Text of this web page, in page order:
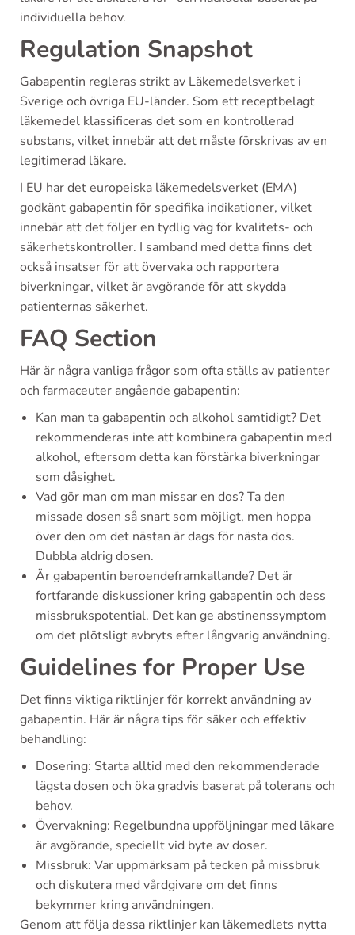
individuella behov.
Regulation Snapshot
Gabapentin regleras strikt av Läkemedelsverket i
Sverige och övriga EU-länder. Som ett receptbelagt
läkemedel klassificeras det som en kontrollerad
substans, vilket innebär att det måste förskrivas av en
legitimerad läkare.
I EU har det europeiska läkemedelsverket (EMA)
godkänt gabapentin för specifika indikationer, vilket
innebär att det följer en tydlig väg för kvalitets- och
säkerhetskontroller. I samband med detta finns det
också insatser för att övervaka och rapportera
biverkningar, vilket är avgörande för att skydda
patienternas säkerhet.
FAQ Section
Här är några vanliga frågor som ofta ställs av patienter
och farmaceuter angående gabapentin:
Kan man ta gabapentin och alkohol samtidigt? Det
rekommenderas inte att kombinera gabapentin med
alkohol, eftersom detta kan förstärka biverkningar
som dåsighet.
Vad gör man om man missar en dos? Ta den
missade dosen så snart som möjligt, men hoppa
över den om det nästan är dags för nästa dos.
Dubbla aldrig dosen.
Är gabapentin beroendeframkallande? Det är
fortfarande diskussioner kring gabapentin och dess
missbrukspotential. Det kan ge abstinenssymptom
om det plötsligt avbryts efter långvarig användning.
Guidelines for Proper Use
Det finns viktiga riktlinjer för korrekt användning av
gabapentin. Här är några tips för säker och effektiv
behandling:
Dosering: Starta alltid med den rekommenderade
lägsta dosen och öka gradvis baserat på tolerans och
behov.
Övervakning: Regelbundna uppföljningar med läkare
är avgörande, speciellt vid byte av doser.
Missbruk: Var uppmärksam på tecken på missbruk
och diskutera med vårdgivare om det finns
bekymmer kring användningen.
Genom att följa dessa riktlinjer kan läkemedlets nytta